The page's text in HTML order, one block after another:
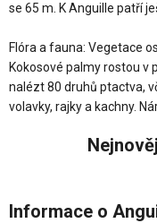
se 65 m. K Anguille patří
Flóra a fauna: Vegetace
Kokosové palmy rostou v
nalézt 80 druhů ptactva,
volavky, rajky a kachny.
Informace o